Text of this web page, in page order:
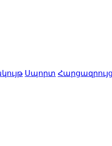
Սպորտ